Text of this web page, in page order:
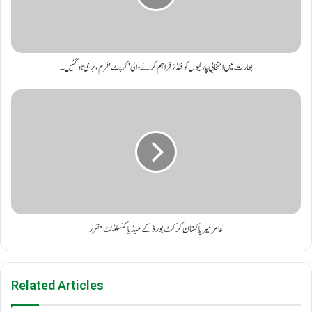
بھارت میں انتخابی پارٹیوں کو فنڈز فراہم کرنے والی 'کرپٹ' فرم، بری ہو گئیں۔
عامر میر پاکستان کرکٹ بورڈ کے میڈیا کنسلٹنٹ مقرر
Related Articles